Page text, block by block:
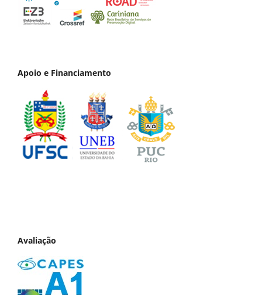
Apoio e Financiamento
Avaliação